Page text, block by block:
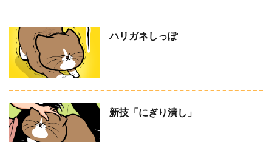
ハリガネしっぽ
新技「にぎり潰し」